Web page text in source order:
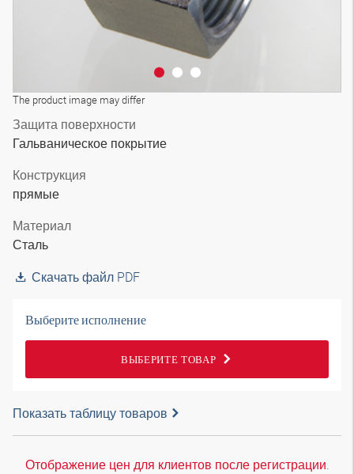
The product image may differ
Защита поверхности
Гальваническое покрытие
Конструкция
прямые
Материал
Сталь
Скачать файл PDF
Выберите исполнение
ВЫБЕРИТЕ ТОВАР
Показать таблицу товаров
Отображение цен для клиентов после регистрации.